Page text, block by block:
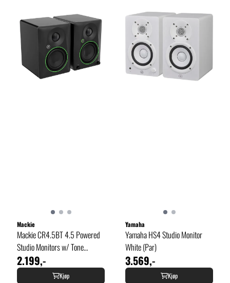
Mackie
Mackie CR4.5BT 4.5 Powered
Studio Monitors w/ Tone
Control and Bluetooth
2.199,-
Kjøp
Yamaha
Yamaha HS4 Studio Monitor
White (Par)
3.569,-
Kjøp